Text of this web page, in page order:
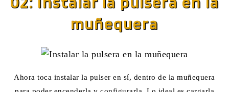
muñequera
Ahora toca instalar la pulser en sí, dentro de la muñequera